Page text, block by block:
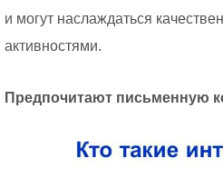
и могут наслаждаться
активностями.
Предпочитают письменную